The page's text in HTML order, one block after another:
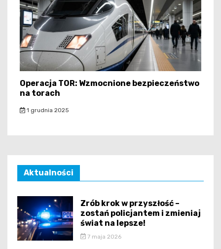
Operacja TOR: Wzmocnione bezpieczeństwo
na torach
1 grudnia 2025
Aktualności
Zrób krok w przyszłość –
zostań policjantem i zmieniaj
świat na lepsze!
7 maja 2026